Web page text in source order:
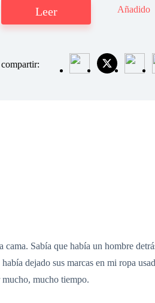
Leer Añadido
compartir:
Sabía que había un hombre
dejado sus marcas en mi ropa
mucho tiempo.